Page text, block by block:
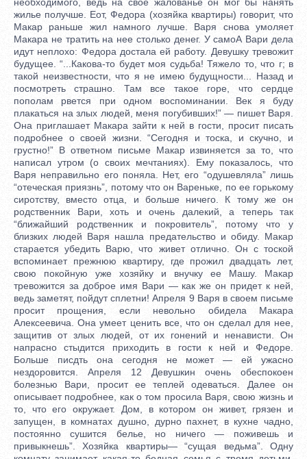
жилье получше. Еот, Федора (хозяйка квартиры) говорит, что
Макар раньше жил намного лучше. Варя снова умоляет
Макара не тратить на нее столько денег. У самоА Вари дела
идут неплохо: Федора достала ей работу. Девушку тревожит
будущее. “...Какова-то будет моя судьба! Тяжело то, что г; в
такой неизвестности, что я не имею будущности... Назад и
посмотреть страшно. Там все такое горе, что сердце
пополам рвется при одном воспоминании. Век я буду
плакаться на злых людей, меня погубивших!” — пишет Варя.
Она приглашает Макара зайти к ней в гости, просит писать
подробнее о своей жизни. “Сегодня и тоска, и скучно, и
грустно!” В ответном письме Макар извиняется за то, что
написал утром (о своих мечтаниях). Ему показалось, что
Варя неправильно его поняла. Нет, его “одушевляла” лишь
“отеческая приязнь”, потому что он Вареньке, по ее горькому
сиротству, вместо отца, и больше ничего. К тому же он
родственник Вари, хоть и очень далекий, а теперь так
“ближайший родственник и покровитель”, потому что у
близких людей Варя нашла предательство и обиду. Макар
старается убедить Варю, что живет отлично. Он с тоской
вспоминает прежнюю квартиру, где прожил двадцать лет,
свою покойную уже хозяйку и внучку ее Машу. Макар
тревожится за доброе имя Вари — как же он придет к ней,
ведь заметят, пойдут сплетни! Апреля 9 Варя в своем письме
просит прощения, если невольно обидела Макара
Алексеевича. Она умеет ценить все, что он сделал для нее,
защитив от злых людей, от их гонений и ненависти. Он
напрасно стыдится приходить в гости к ней и Федоре.
Больше писдть она сегодня не может — ей ужасно
нездоровится. Апреля 12 Девушкин очень обеспокоен
болезнью Вари, просит ее теплей одеваться. Далее он
описывает подробнее, как о том просила Варя, свою жизнь и
то, что его окружает. Дом, в котором он живет, грязен и
запущен, в комнатах душно, дурно пахнет, в кухне чадно,
постоянно сушится белье, но ничего — поживешь и
привыкнешь”. Хозяйка квартиры— “сущая ведьма”. Одну